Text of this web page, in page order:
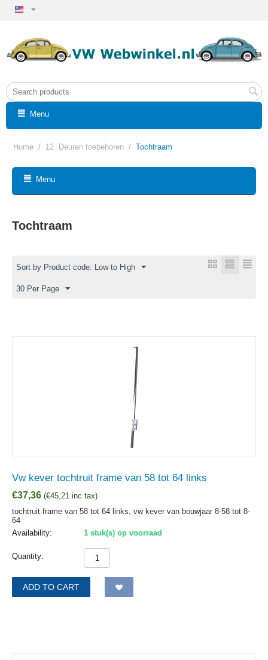
Menu
Home / 12. Deuren toebehoren / Tochtraam
Menu
Tochtraam
Sort by Product code: Low to High
30 Per Page
Vw kever tochtruit frame van 58 tot 64 links
€37,36 (€45,21 inc tax)
tochtruit frame van 58 tot 64 links, vw kever van bouwjaar 8-58 tot 8-
64
Availability:
1 stuk(s) op voorraad
Quantity:
ADD TO CART